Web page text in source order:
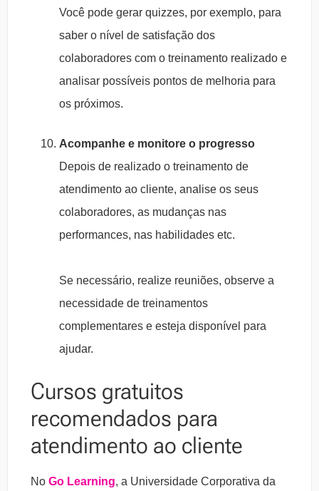
Você pode gerar quizzes, por exemplo, para
saber o nível de satisfação dos
colaboradores com o treinamento realizado e
analisar possíveis pontos de melhoria para
os próximos.
Acompanhe e monitore o progresso
Depois de realizado o treinamento de
atendimento ao cliente, analise os seus
colaboradores, as mudanças nas
performances, nas habilidades etc.
Se necessário, realize reuniões, observe a
necessidade de treinamentos
complementares e esteja disponível para
ajudar.
Cursos gratuitos
recomendados para
atendimento ao cliente
No Go Learning, a Universidade Corporativa da